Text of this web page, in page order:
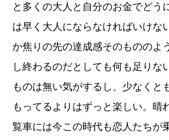
と多くの大人と自分のお金でどう
は早く大人にならなければいけな
か焦りの先の達成感そのもののよ
し終わるのだとしても何も足りな
ものは無い気がするし、少なくと
もってるよりはずっと楽しい。晴
覧車には今この時代も恋人たちが